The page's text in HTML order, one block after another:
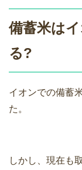
備蓄米は
る?
イオンでの備蓄
た。
しかし、現在も